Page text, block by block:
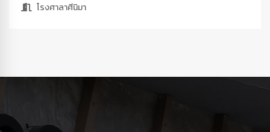
โรงศาลาศีนิมา